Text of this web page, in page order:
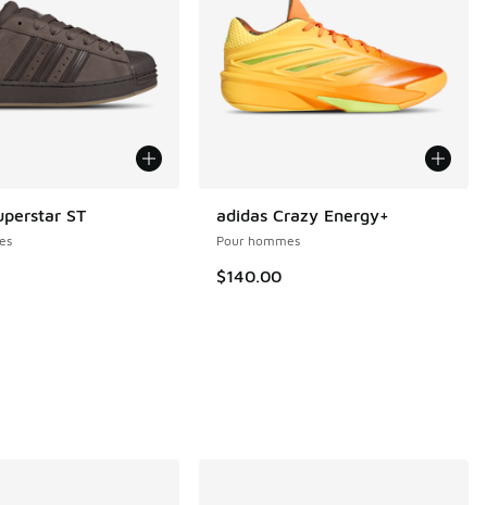
ST adidas Crazy Energy+
Pour hommes
$140.00